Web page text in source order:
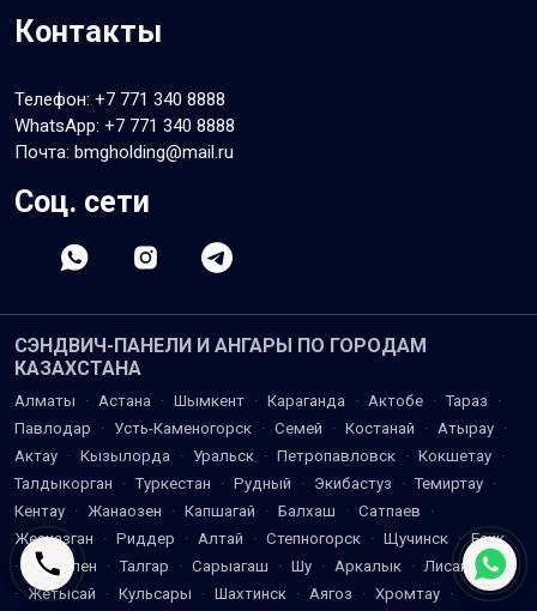
Контакты
Телефон: +7 771 340 8888
WhatsApp: +7 771 340 8888
Почта: bmgholding@mail.ru
Соц. сети
СЭНДВИЧ-ПАНЕЛИ И АНГАРЫ ПО ГОРОДАМ
КАЗАХСТАНА
Алматы · Астана · Шымкент · Караганда · Актобе · Тараз
·
Павлодар
· Усть-Каменогорск · Семей · Костанай · Атырау ·
Актау · Кызылорда · Уральск · Петропавловск · Кокшетау ·
Талдыкорган
· Туркестан · Рудный · Экибастуз · Темиртау ·
Кентау · Жанаозен · Капшагай · Балхаш · Сатпаев
·
Жезказган
· Риддер · Алтай · Степногорск · Щучинск · Есик
·
Каскелен · Талгар · Сарыагаш · Шу · Аркалык ·
Лисаковск
·
Жетысай · Кульсары · Шахтинск · Аягоз · Хромтау ·